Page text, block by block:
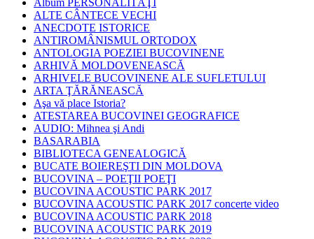
Album PERSONALITĂŢI
ALTE CÂNTECE VECHI
ANECDOTE ISTORICE
ANTIROMÂNISMUL ORTODOX
ANTOLOGIA POEZIEI BUCOVINENE
ARHIVĂ MOLDOVENEASCĂ
ARHIVELE BUCOVINENE ALE SUFLETULUI
ARTA ŢĂRĂNEASCĂ
Aşa vă place Istoria?
ATESTAREA BUCOVINEI GEOGRAFICE
AUDIO: Mihnea şi Andi
BASARABIA
BIBLIOTECA GENEALOGICĂ
BUCATE BOIEREŞTI DIN MOLDOVA
BUCOVINA – POEŢII POEŢI
BUCOVINA ACOUSTIC PARK 2017
BUCOVINA ACOUSTIC PARK 2017 concerte video
BUCOVINA ACOUSTIC PARK 2018
BUCOVINA ACOUSTIC PARK 2019